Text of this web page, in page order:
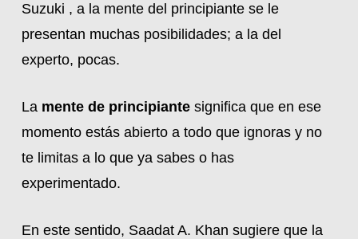
Suzuki , a la mente del principiante se le
presentan muchas posibilidades; a la del
experto, pocas.
La mente de principiantesignifica que en ese
momento estás abierto a todo que ignoras y no
te limitas a lo que ya sabes o has
experimentado.
En este sentido, Saadat A. Khan sugiere que la